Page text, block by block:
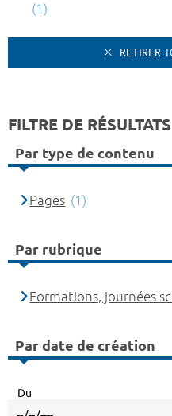
(1)
RETIRER
FILTRE DE RÉSULTATS
Par type de contenu
Pages (1)
Par rubrique
Formations, journées
Par date de création
Du